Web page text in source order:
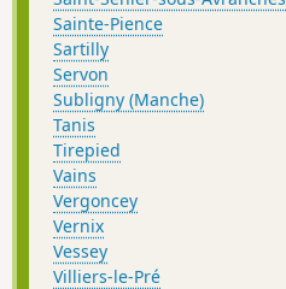
Sainte-Pience
Sartilly
Servon
Subligny (Manche)
Tanis
Tirepied
Vains
Vergoncey
Vernix
Vessey
Villiers-le-Pré